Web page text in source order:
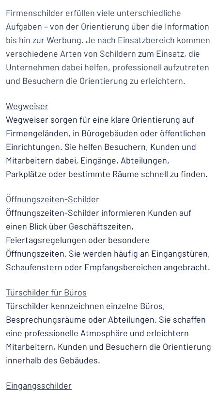
Firmenschilder erfüllen viele unterschiedliche
Aufgaben – von der Orientierung über die Information
bis hin zur Werbung. Je nach Einsatzbereich kommen
verschiedene Arten von Schildern zum Einsatz, die
Unternehmen dabei helfen, professionell aufzutreten
und Besuchern die Orientierung zu erleichtern.
Wegweiser
Wegweiser sorgen für eine klare Orientierung auf
Firmengeländen, in Bürogebäuden oder öffentlichen
Einrichtungen. Sie helfen Besuchern, Kunden und
Mitarbeitern dabei, Eingänge, Abteilungen,
Parkplätze oder bestimmte Räume schnell zu finden.
Öffnungszeiten-Schilder
Öffnungszeiten-Schilder informieren Kunden auf
einen Blick über Geschäftszeiten,
Feiertagsregelungen oder besondere
Öffnungszeiten. Sie werden häufig an Eingangstüren,
Schaufenstern oder Empfangsbereichen angebracht.
Türschilder für Büros
Türschilder kennzeichnen einzelne Büros,
Besprechungsräume oder Abteilungen. Sie schaffen
eine professionelle Atmosphäre und erleichtern
Mitarbeitern, Kunden und Besuchern die Orientierung
innerhalb des Gebäudes.
Eingangsschilder